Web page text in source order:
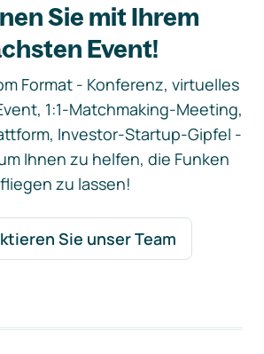
Sie mit Ihrem
Event!
Format - Konferenz, virtuelles
1:1-Matchmaking-Meeting,
Investor-Startup-Gipfel -
Ihnen zu helfen, die Funken
fliegen zu lassen!
Sie unser Team